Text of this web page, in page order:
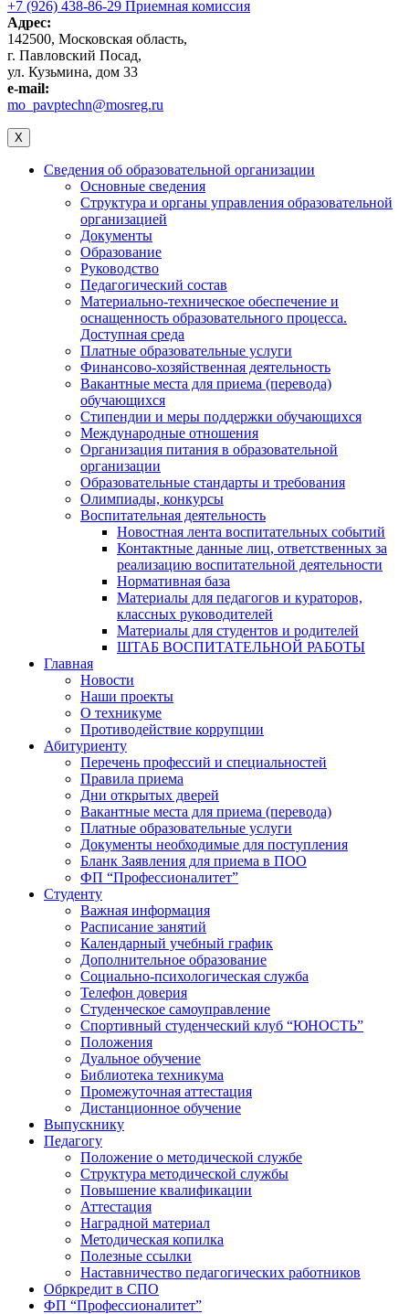
+7 (926) 438-86-29 Приемная комиссия
Адрес:
142500, Московская область,
г. Павловский Посад,
ул. Кузьмина, дом 33
e-mail:
mo_pavptechn@mosreg.ru
X
Сведения об образовательной организации
Основные сведения
Структура и органы управления образовательной
организацией
Документы
Образование
Руководство
Педагогический состав
Материально-техническое обеспечение и
оснащенность образовательного процесса.
Доступная среда
Платные образовательные услуги
Финансово-хозяйственная деятельность
Вакантные места для приема (перевода)
обучающихся
Стипендии и меры поддержки обучающихся
Международные отношения
Организация питания в образовательной
организации
Образовательные стандарты и требования
Олимпиады, конкурсы
Воспитательная деятельность
Новостная лента воспитательных событий
Контактные данные лиц, ответственных за
реализацию воспитательной деятельности
Нормативная база
Материалы для педагогов и кураторов,
классных руководителей
Материалы для студентов и родителей
ШТАБ ВОСПИТАТЕЛЬНОЙ РАБОТЫ
Главная
Новости
Наши проекты
О техникуме
Противодействие коррупции
Абитуриенту
Перечень профессий и специальностей
Правила приема
Дни открытых дверей
Вакантные места для приема (перевода)
Платные образовательные услуги
Документы необходимые для поступления
Бланк Заявления для приема в ПОО
ФП “Профессионалитет”
Студенту
Важная информация
Расписание занятий
Календарный учебный график
Дополнительное образование
Социально-психологическая служба
Телефон доверия
Студенческое самоуправление
Спортивный студенческий клуб “ЮНОСТЬ”
Положения
Дуальное обучение
Библиотека техникума
Промежуточная аттестация
Дистанционное обучение
Выпускнику
Педагогу
Положение о методической службе
Структура методической службы
Повышение квалификации
Аттестация
Наградной материал
Методическая копилка
Полезные ссылки
Наставничество педагогических работников
Обркредит в СПО
ФП “Профессионалитет”